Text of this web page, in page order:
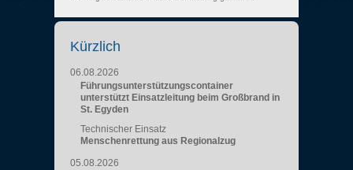
Kürzlich
06.08.2026
Führungsunterstützungscontainer
unterstützt Einsatzleitung beim Großbrand in
St. Egyden
Technischer Einsatz
Menschenrettung aus Regionalzug
05.08.2026